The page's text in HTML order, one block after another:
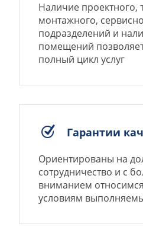
Наличие проектного,
монтажного,
подразделений и
помещений
полный цикл услуг
Гарантии
Ориентированы на
сотрудничество и с
вниманием относимся
условиям